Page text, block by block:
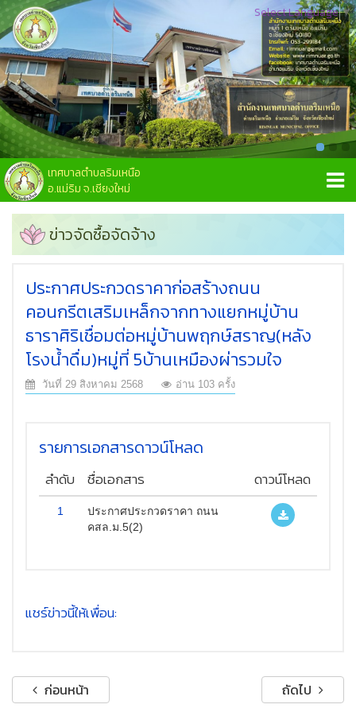
เทศบาลตำบลริมเหนือ
อ.แม่ริม จ.เชียงใหม่
Select Language▼
ข่าวจัดซื้อจัดจ้าง
ประกาศประกวดราคาก่อสร้างถนน
คอนกรีตเสริมเหล็กจากทางแยกหมู่บ้าน
ธาราศิริเชื่อมต่อหมู่บ้านพฤกษ์สราญ(หลัง
โรงน้ำดื่ม)หมู่ที่ 5บ้านเหมืองผ่ารวมใจ
วันที่ 29 สิงหาคม 2568 อ่าน 103 ครั้ง
รายการเอกสารดาวน์โหลด
ลำดับ ชื่อเอกสาร ดาวน์โหลด
1
ประกาศประกวดราคา ถนน
คสล.ม.5(2)
แชร์ข่าวนี้ให้เพื่อน:
ก่อนหน้า ถัดไป